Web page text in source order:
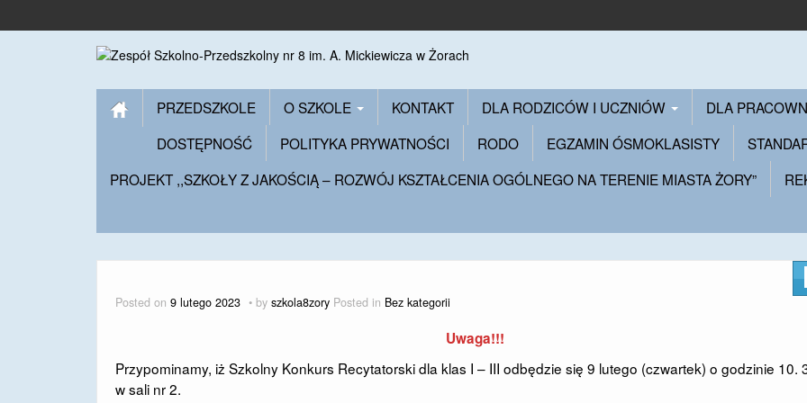
PRZEDSZKOLE O SZKOLE KONTAKT DLA RODZICÓW I UCZNIÓW DLA
DOSTĘPNOŚĆ
POLITYKA PRYWATNOŚCI RODO EGZAMIN ÓSMOKLASISTY
PROJEKT ,,SZKOŁY Z JAKOŚCIĄ – ROZWÓJ KSZTAŁCENIA OGÓLNEGO NA TERENIE MIASTA ŻORY”
Posted on 9 lutego 2023 by szkola8zory Posted in Bez kategorii
Uwaga!!!
Przypominamy, iż Szkolny Konkurs Recytatorski dla klas I – III odbędzie się 9 lutego (czwartek) o godzinie 10.
w sali nr 2.